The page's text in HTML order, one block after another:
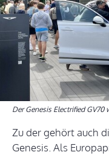
Der Genesis Electrified GV70
Zu der gehört auch
Genesis. Als